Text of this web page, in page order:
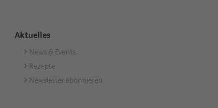
Aktuelles
Footer
Aktuell
News & Events
Rezepte
Newsletter abonnieren